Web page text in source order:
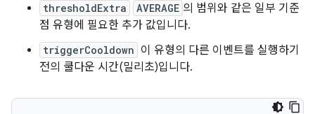
thresholdExtra AVERAGE 의 범위와 같은 일부 기준
점 유형에 필요한 추가 값입니다.
triggerCooldown 이 유형의 다른 이벤트를 실행하기
전의 쿨다운 시간(밀리초)입니다.